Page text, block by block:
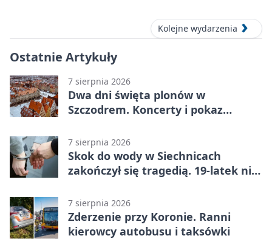
Kolejne wydarzenia
Ostatnie Artykuły
7 sierpnia 2026
Dwa dni święta plonów w
Szczodrem. Koncerty i pokaz
7 sierpnia 2026
Skok do wody w Siechnicach
zakończył się tragedią. 19-latek nie
7 sierpnia 2026
Zderzenie przy Koronie. Ranni
kierowcy autobusu i taksówki